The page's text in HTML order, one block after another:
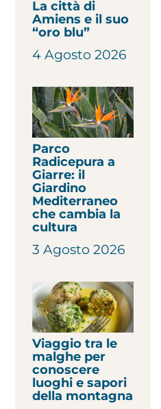
La città di
Amiens e il suo
“oro blu”
4 Agosto 2026
Parco
Radicepura a
Giarre: il
Giardino
Mediterraneo
che cambia la
cultura
3 Agosto 2026
Viaggio tra le
malghe per
conoscere
luoghi e sapori
della montagna